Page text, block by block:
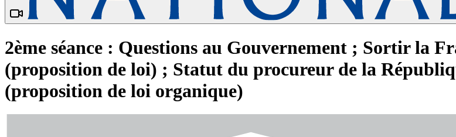
2ème séance : Questions au Gouvernement ; Sortir la
(proposition de loi) ; Statut du procureur de la
(proposition de loi organique)